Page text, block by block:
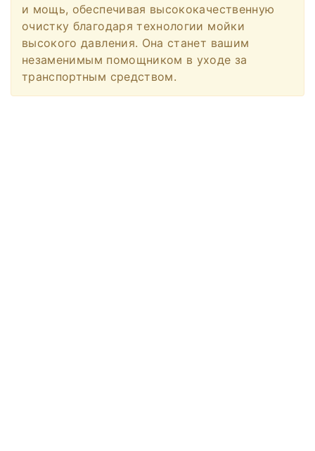
и мощь, обеспечивая высококачественную
очистку благодаря технологии мойки
высокого давления. Она станет вашим
незаменимым помощником в уходе за
транспортным средством.